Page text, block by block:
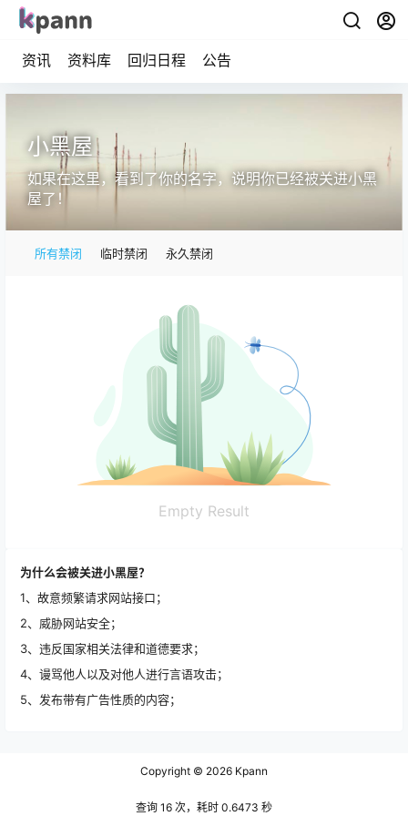
资讯 资料库 回归日程 公告
小黑屋
如果在这里，看到了你的名字，说明你已经被关进小黑
屋了！
所有禁闭 临时禁闭 永久禁闭
Empty Result
为什么会被关进小黑屋？
1、故意频繁请求网站接口；
2、威胁网站安全；
3、违反国家相关法律和道德要求；
4、谩骂他人以及对他人进行言语攻击；
5、发布带有广告性质的内容；
Copyright © 2026 Kpann
查询 16 次，耗时 0.6473 秒